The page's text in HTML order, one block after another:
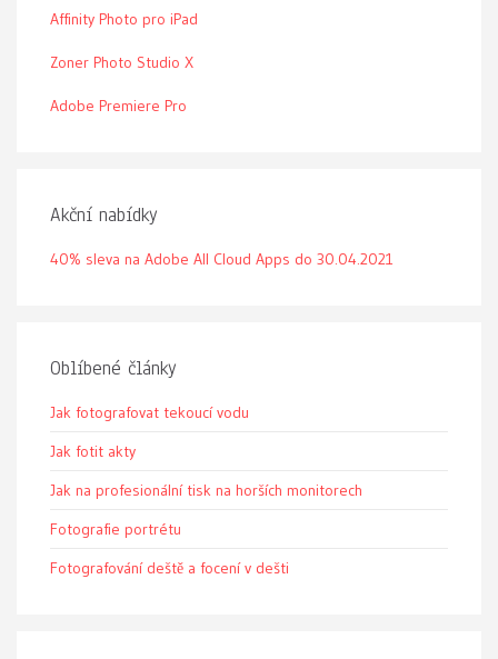
Affinity Photo pro iPad
Zoner Photo Studio X
Adobe Premiere Pro
Akční nabídky
40% sleva na Adobe All Cloud Apps do 30.04.2021
Oblíbené články
Jak fotografovat tekoucí vodu
Jak fotit akty
Jak na profesionální tisk na horších monitorech
Fotografie portrétu
Fotografování deště a focení v dešti